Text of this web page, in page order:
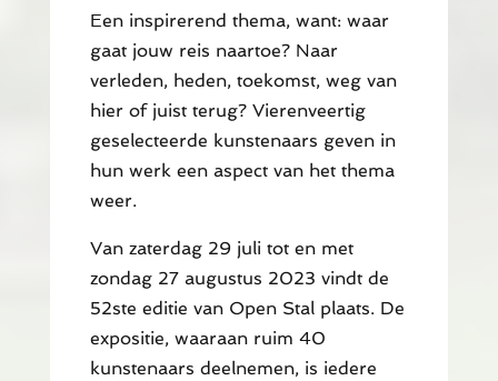
Een inspirerend thema, want: waar
gaat jouw reis naartoe? Naar
verleden, heden, toekomst, weg van
hier of juist terug? Vierenveertig
geselecteerde kunstenaars geven in
hun werk een aspect van het thema
weer.
Van zaterdag 29 juli tot en met
zondag 27 augustus 2023 vindt de
52ste editie van Open Stal plaats. De
expositie, waaraan ruim 40
kunstenaars deelnemen, is iedere